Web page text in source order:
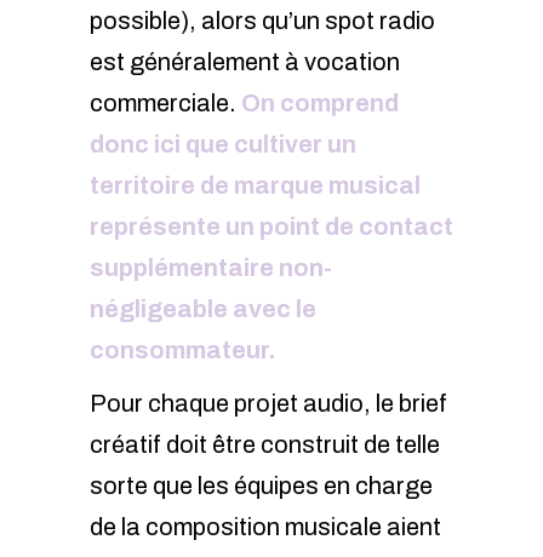
possible), alors qu’un spot radio
est généralement à vocation
commerciale. On comprend
donc ici que cultiver un
territoire de marque musical
représente un point de contact
supplémentaire non-
négligeable avec le
consommateur.
Pour chaque projet audio, le brief
créatif doit être construit de telle
sorte que les équipes en charge
de la composition musicale aient